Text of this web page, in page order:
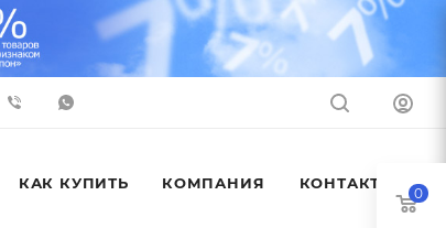
КАК КУПИТЬ КОМПАНИЯ КОНТАКТЫ
0